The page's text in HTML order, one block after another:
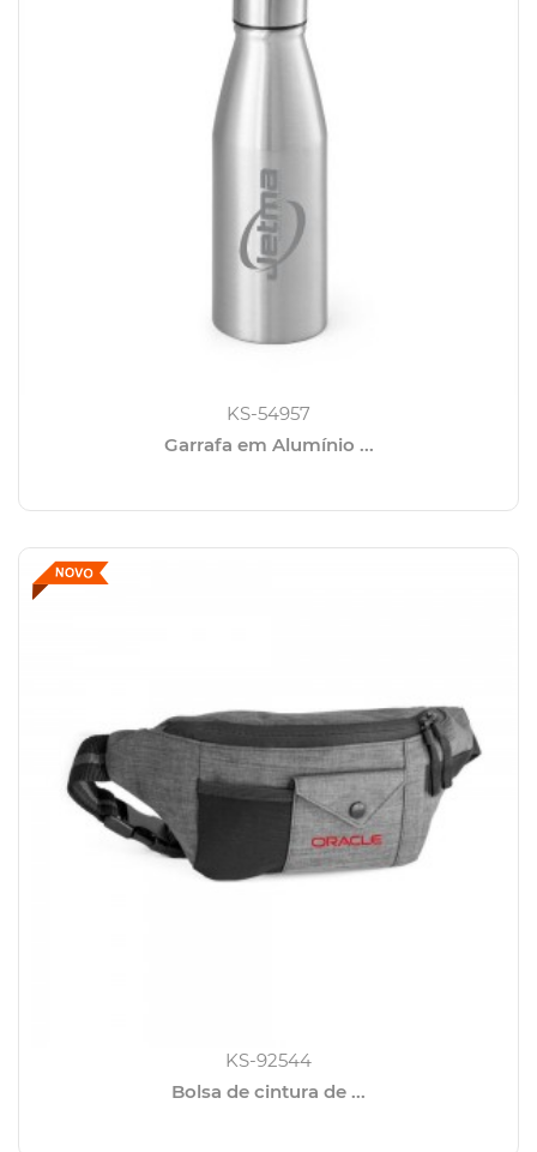
KS-54957
Garrafa em Alumínio ...
KS-92544
Bolsa de cintura de ...